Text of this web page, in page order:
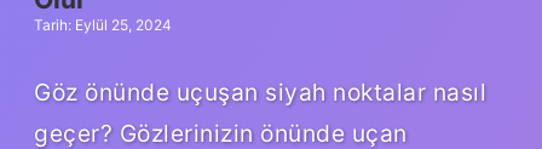
Tarih: Eylül 25, 2024
Göz önünde uçuşan siyah noktalar nasıl
geçer? Gözlerinizin önünde uçan